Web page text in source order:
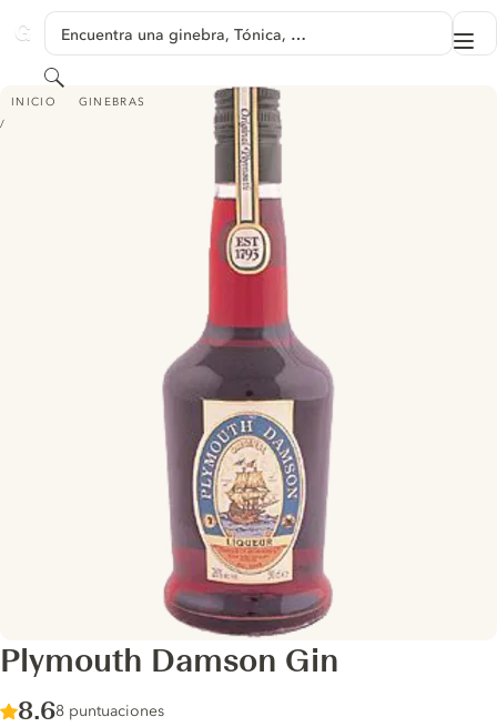
GINVENTORY
Encuentra una ginebra, Tónica, …
Buscar
INICIO GINEBRAS
PLYMOUTH DAMSON GIN
Plymouth Damson Gin
Score :
8.6/ 10
8 puntuaciones